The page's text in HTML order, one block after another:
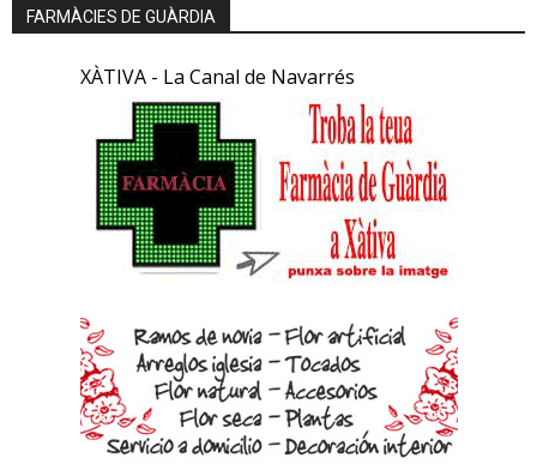
FARMÀCIES DE GUÀRDIA
XÀTIVA - La Canal de Navarrés